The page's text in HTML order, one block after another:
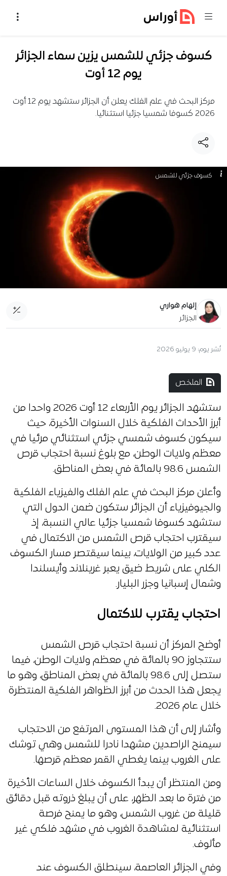
كسوف جزئي للشمس يزين سماء الجزائر
يوم 12 أوت
مركز البحث في علم الفلك يعلن أن الجزائر ستشهد يوم 12 أوت
2026 كسوفا شمسيا جزئيا استثنائيا.
كسوف جزئي للشمس
إلهام هواري
الجزائر
نُشر يوم: 9 يوليو 2026
الملخص
ستشهد الجزائر يوم الأربعاء 12 أوت 2026 واحدا من
أبرز الأحداث الفلكية خلال السنوات الأخيرة، حيث
سيكون كسوف شمسي جزئي استثنائي مرئيا في
معظم ولايات الوطن، مع بلوغ نسبة احتجاب قرص
الشمس 98.6 بالمائة في بعض المناطق.
وأعلن مركز البحث في علم الفلك والفيزياء الفلكية
والجيوفيزياء أن الجزائر ستكون ضمن الدول التي
ستشهد كسوفا شمسيا جزئيا عالي النسبة، إذ
سيقترب احتجاب قرص الشمس من الاكتمال في
عدد كبير من الولايات، بينما سيقتصر مسار الكسوف
الكلي على شريط ضيق يعبر غرينلاند وأيسلندا
وشمال إسبانيا وجزر البليار.
احتجاب يقترب للاكتمال
أوضح المركز أن نسبة احتجاب قرص الشمس
ستتجاوز 90 بالمائة في معظم ولايات الوطن، فيما
ستصل إلى 98.6 بالمائة في بعض المناطق، وهو ما
يجعل هذا الحدث من أبرز الظواهر الفلكية المنتظرة
خلال عام 2026.
وأشار إلى أن هذا المستوى المرتفع من الاحتجاب
سيمنح الراصدين مشهدا نادرا للشمس وهي توشك
على الغروب بينما يغطي القمر معظم قرصها.
ومن المنتظر أن يبدأ الكسوف خلال الساعات الأخيرة
من فترة ما بعد الظهر، على أن يبلغ ذروته قبل دقائق
قليلة من غروب الشمس، وهو ما يمنح فرصة
استثنائية لمشاهدة الغروب في مشهد فلكي غير
مألوف.
وفي الجزائر العاصمة، سينطلق الكسوف عند